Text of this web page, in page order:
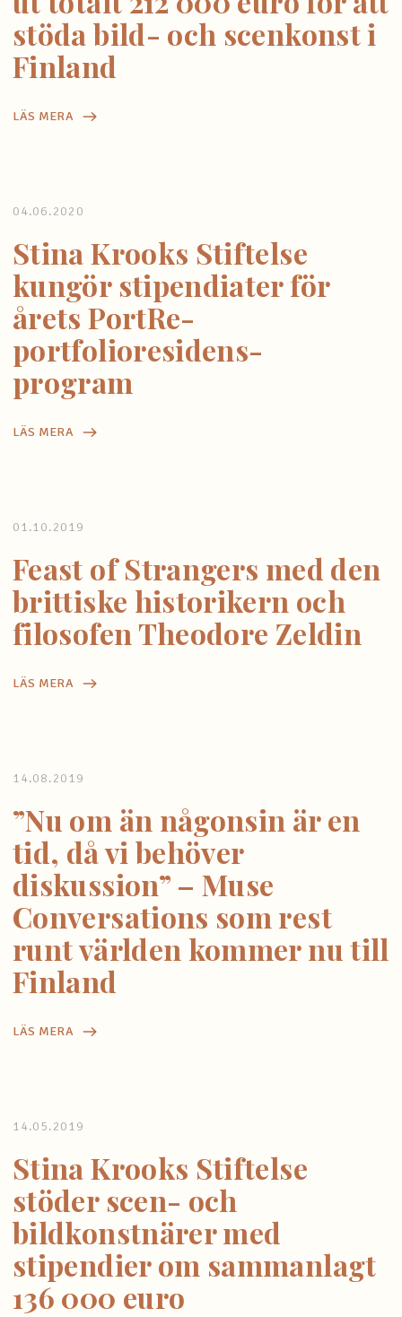
stöda bild- och scenkonst i
Finland
LÄS MERA
04.06.2020
Stina Krooks Stiftelse
kungör stipendiater för
årets PortRe-
portfolioresidens-
program
LÄS MERA
01.10.2019
Feast of Strangers med den
brittiske historikern och
filosofen Theodore Zeldin
LÄS MERA
14.08.2019
”Nu om än någonsin är en
tid, då vi behöver
diskussion” – Muse
Conversations som rest
runt världen kommer nu till
Finland
LÄS MERA
14.05.2019
Stina Krooks Stiftelse
stöder scen- och
bildkonstnärer med
stipendier om sammanlagt
136 000 euro